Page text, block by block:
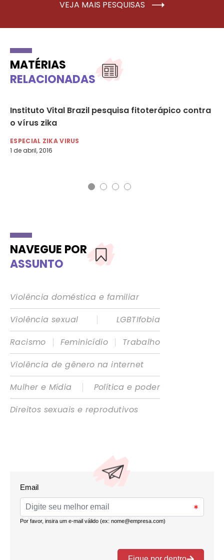
VEJA MAIS PESQUISAS
MATÉRIAS
RELACIONADAS
Instituto Vital Brazil pesquisa fitoterápico contra
o vírus zika
ESPECIAL ZIKA VIRUS
1 de abril, 2016
NAVEGUE POR
ASSUNTO
Violência doméstica e familiar
Violência sexual
|
LGBTIfobia
Racismo
| Feminicídio |
Trabalho
Violência de gênero na internet
Mulher e Mídia
|
Política e poder
Direitos sexuais e reprodutivos